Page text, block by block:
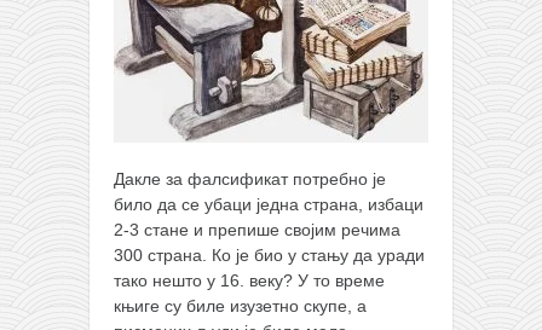
Дакле за фалсификат потребно је
било да се убаци једна страна, избаци
2-3 стане и препише својим речима
300 страна. Ко је био у стању да уради
тако нешто у 16. веку? У то време
књиге су биле изузетно скупе, а